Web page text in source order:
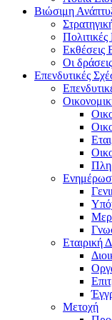
Βιώσιμη
Εκθέσεις
Οι
Επενδυτικές
Εταιρική
Μετοχή